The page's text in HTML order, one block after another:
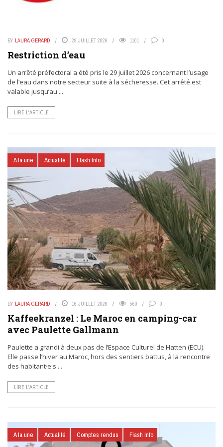
BY LAURA GERARD 29 JUILLET 2026 1101 0
Restriction d’eau
Un arrêté préfectoral a été pris le 29 juillet 2026 concernant l’usage
de l’eau dans notre secteur suite à la sécheresse. Cet arrêté est
valable jusqu’au ...
LIRE L’ARTICLE
A la une Actualité Flash Info
BY LAURA GERARD 16 JUILLET 2026 560 0
Kaffeekranzel : Le Maroc en camping-car
avec Paulette Gallmann
Paulette a grandi à deux pas de l’Espace Culturel de Hatten (ECU).
Elle passe l’hiver au Maroc, hors des sentiers battus, à la rencontre
des habitant·e·s ...
LIRE L’ARTICLE
A la une Actualité Comptes rendus Flash Info